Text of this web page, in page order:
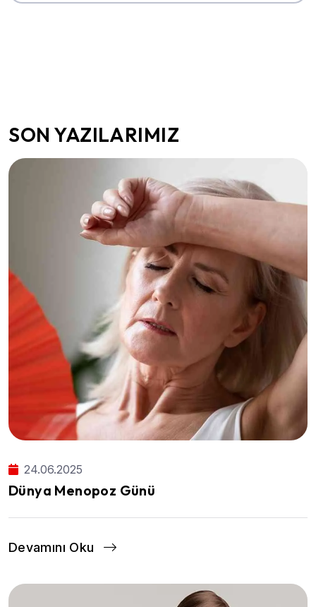
SON YAZILARIMIZ
24.06.2025
Dünya Menopoz Günü
Devamını Oku